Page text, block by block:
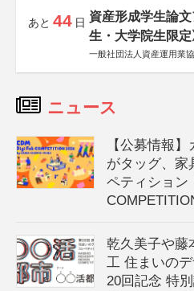
あと 44 日 資産形成学生論
生・大学院生限定
一般社団法人資産運用業
ニュース
【公募情報
がタッグ、家
ペティション
乾久美子や藤
工 住まいの
20回記念 特